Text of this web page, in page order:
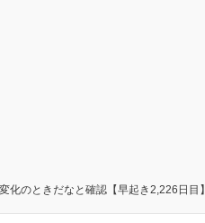
化のときだなと確認【早起き2,226日目】